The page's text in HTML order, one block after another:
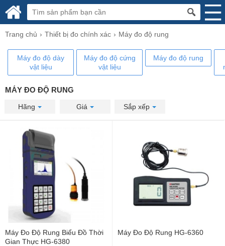
Trang chủ Thiết bị đo chính xác Máy đo độ rung
Máy đo độ dày
vật liệu
Máy đo độ cứng
vật liệu
Máy đo độ rung
MÁY ĐO ĐỘ RUNG
Hãng Giá Sắp xếp
Máy Đo Độ Rung Biểu Đồ Thời
Gian Thực HG-6380
Máy Đo Độ Rung HG-6360